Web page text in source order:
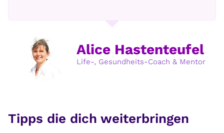
Alice Hastenteufel
Life-, Gesundheits-Coach & Mentor
Tipps die dich weiterbringen